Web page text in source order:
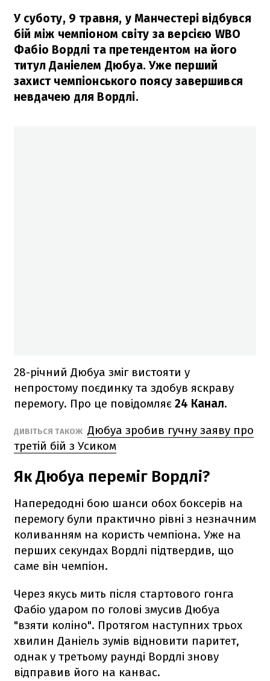
У суботу, 9 травня, у Манчестері відбувся
бій між чемпіоном світу за версією WBO
Фабіо Вордлі та претендентом на його
титул Даніелем Дюбуа. Уже перший
захист чемпіонського поясу завершився
невдачею для Вордлі.
28-річний Дюбуа зміг вистояти у
непростому поєдинку та здобув яскраву
перемогу. Про це повідомляє 24 Канал.
ДИВІТЬСЯ ТАКОЖ Дюбуа зробив гучну заяву про
третій бій з Усиком
Як Дюбуа переміг Вордлі?
Напередодні бою шанси обох боксерів на
перемогу були практично рівні з незначним
коливанням на користь чемпіона. Уже на
перших секундах Вордлі підтвердив, що
саме він чемпіон.
Через якусь мить після стартового гонга
Фабіо ударом по голові змусив Дюбуа
"взяти коліно". Протягом наступних трьох
хвилин Даніель зумів відновити паритет,
однак у третьому раунді Вордлі знову
відправив його на канвас.